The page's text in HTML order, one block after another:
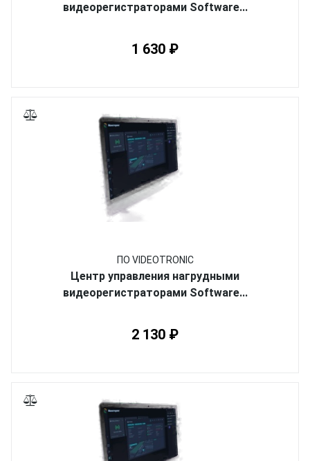
видеорегистраторами Software...
1 630 ₽
ПО VIDEOTRONIC
Центр управления нагрудными
видеорегистраторами Software...
2 130 ₽